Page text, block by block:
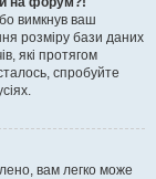
вимкнув ваш
розміру бази даних
які протягом
спробуйте
вам легко може